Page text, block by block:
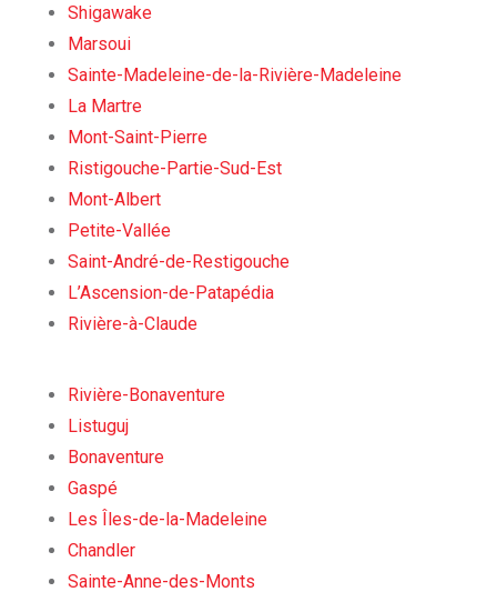
Shigawake
Marsoui
Sainte-Madeleine-de-la-Rivière-Madeleine
La Martre
Mont-Saint-Pierre
Ristigouche-Partie-Sud-Est
Mont-Albert
Petite-Vallée
Saint-André-de-Restigouche
L’Ascension-de-Patapédia
Rivière-à-Claude
Rivière-Bonaventure
Listuguj
Bonaventure
Gaspé
Les Îles-de-la-Madeleine
Chandler
Sainte-Anne-des-Monts